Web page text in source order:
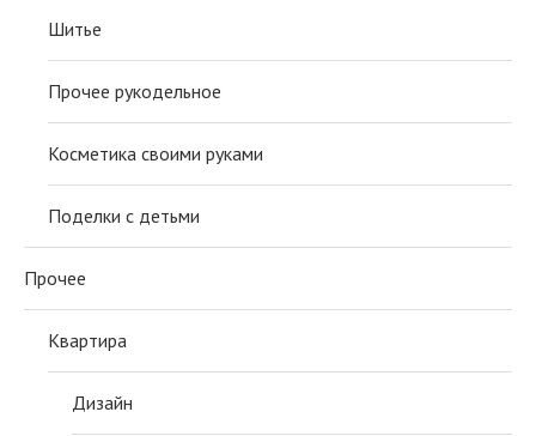
Шитье
Прочее рукодельное
Косметика своими руками
Поделки с детьми
Прочее
Квартира
Дизайн